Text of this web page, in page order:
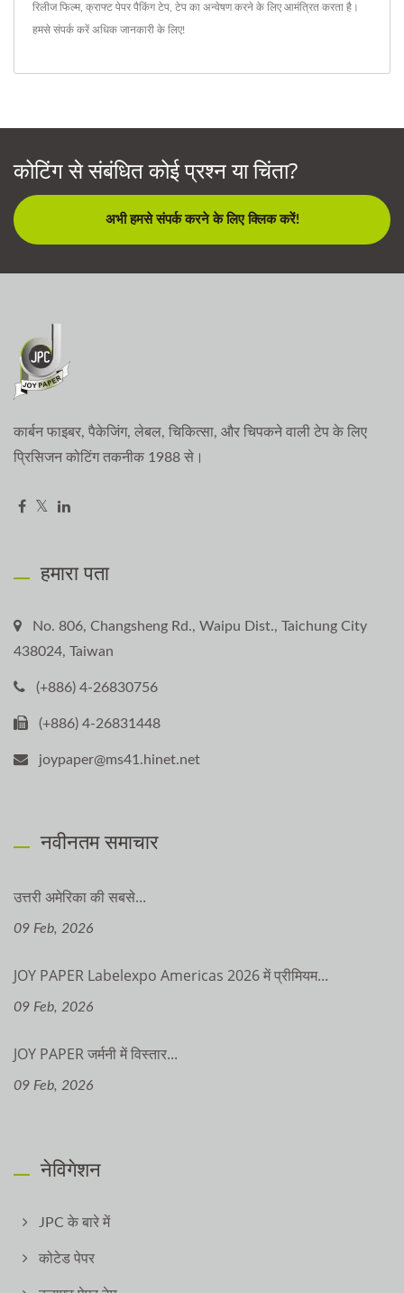
रिलीज फिल्म, क्राफ्ट पेपर पैकिंग टेप टेप का अन्वेषण करने के लिए आमंत्रित करता है।
हमसे संपर्क करेंअधिक जानकारी के लिए!
कोटिंग से संबंधित कोई प्रश्न या चिंता?
अभी हमसे संपर्क करने के लिए क्लिक करें!
कार्बन फाइबर, पैकेजिंग, लेबल, चिकित्सा, और चिपकने वाली टेप के लिए
प्रिसिजन कोटिंग तकनीक 1988 से।
हमारा पता
No. 806, Changsheng Rd., Waipu Dist., Taichung City
438024, Taiwan
(+886) 4-26830756
(+886) 4-26831448
joypaper@ms41.hinet.net
नवीनतम समाचार
उत्तरी अमेरिका की सबसे...
09 Feb, 2026
JOY PAPER Labelexpo Americas 2026 में प्रीमियम...
09 Feb, 2026
JOY PAPER जर्मनी में विस्तार...
09 Feb, 2026
नेविगेशन
JPC के बारे में
कोटेड पेपर